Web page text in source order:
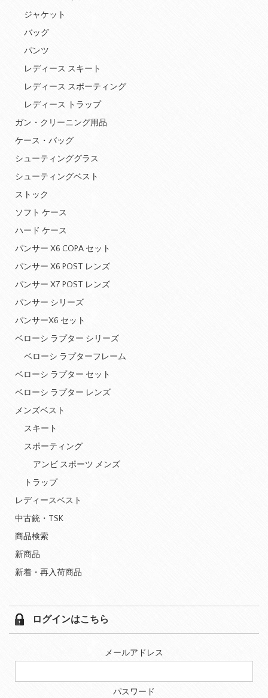
ジャケット
バッグ
パンツ
レディース スキート
レディース スポーティング
レディース トラップ
ガン・クリーニング用品
ケース・バッグ
シューティンググラス
シューティングベスト
ストック
ソフト ケース
ハード ケース
パンサー X6 COPA セット
パンサー X6 POST レンズ
パンサー X7 POST レンズ
パンサー シリーズ
パンサーX6 セット
ベローシ ラプター シリーズ
ベローシ ラプターフレーム
ベローシ ラプター セット
ベローシ ラプター レンズ
メンズベスト
スキート
スポーティング
アンビ スポーツ メンズ
トラップ
レディースベスト
中古銃・TSK
商品検索
新商品
新着・再入荷商品
ログインはこちら
メールアドレス
パスワード